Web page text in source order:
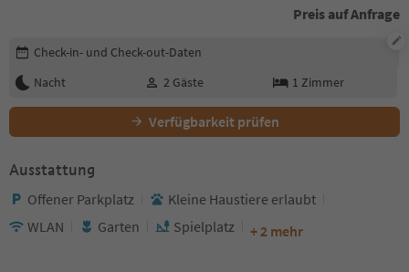
Preis auf Anfrage
Buchungsdetails bearbeiten
Check-in- und Check-out-Daten
Nacht
2 Gäste 1 Zimmer
Verfügbarkeit prüfen
Ausstattung
Offener Parkplatz
Kleine Haustiere erlaubt
WLAN
Garten Spielplatz + 2 mehr